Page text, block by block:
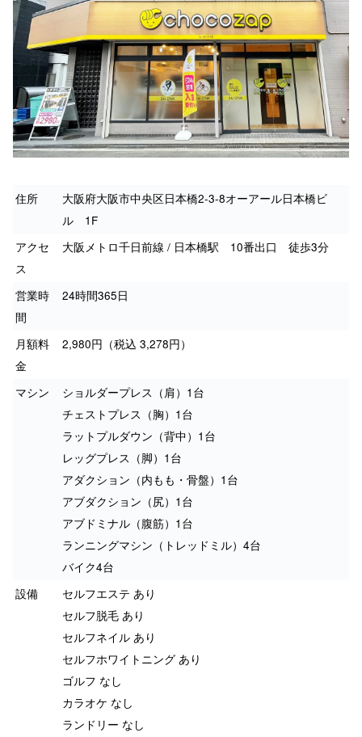
住所
大阪府大阪市中央区日本橋2-3-8オーアール日本橋ビ
ル 1F
アクセ
ス
大阪メトロ千日前線 / 日本橋駅 10番出口 徒歩3分
営業時
間
24時間365日
月額料
金
2,980円（税込 3,278円）
マシン
ショルダープレス（肩）1台
チェストプレス（胸）1台
ラットプルダウン（背中）1台
レッグプレス（脚）1台
アダクション（内もも・骨盤）1台
アブダクション（尻）1台
アブドミナル（腹筋）1台
ランニングマシン（トレッドミル）4台
バイク4台
設備
セルフエステ あり
セルフ脱毛 あり
セルフネイル あり
セルフホワイトニング あり
ゴルフ なし
カラオケ なし
ランドリー なし